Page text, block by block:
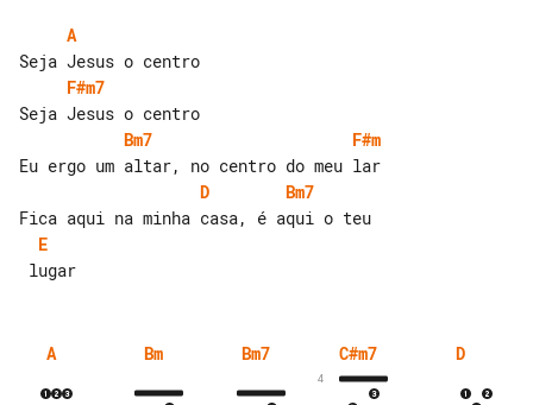
A
F#m7
Bm7
F#m
D
Bm7
E
A Bm Bm7 C#m7
4
D